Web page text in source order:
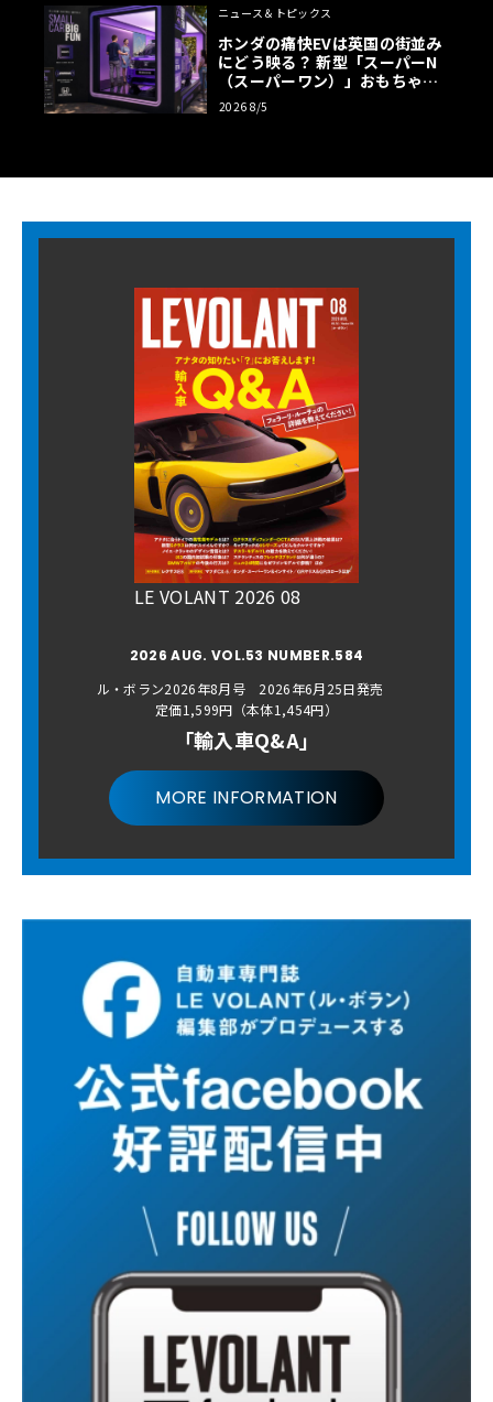
ニュース＆トピックス
ホンダの痛快EVは英国の街並み
にどう映る？ 新型「スーパーN
（スーパーワン）」おもちゃ箱
ツアーの全貌
2026 8/5
LE VOLANT 2026 08
2026 AUG. VOL.53 NUMBER.584
ル・ボラン2026年8月号 2026年6月25日発売
定価1,599円（本体1,454円）
「輸入車Q&A」
MORE INFORMATION